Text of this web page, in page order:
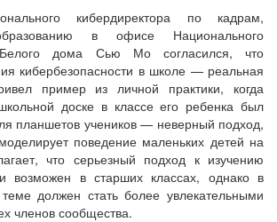
кибердиректора по кадрам,
в офисе Национального
Белого дома Сью Мо согласился, что
кибербезопасности в школе — реальная
пример из личной практики, когда
доске в классе его ребенка был
планшетов учеников — неверный подход,
поведение маленьких детей на
что серьезный подход к изучению
возможен в старших классах, однако в
должен стать более увлекательными
членов сообщества.